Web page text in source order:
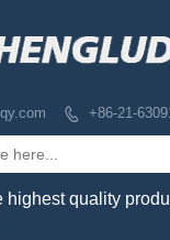
 +86-21-
highest quality